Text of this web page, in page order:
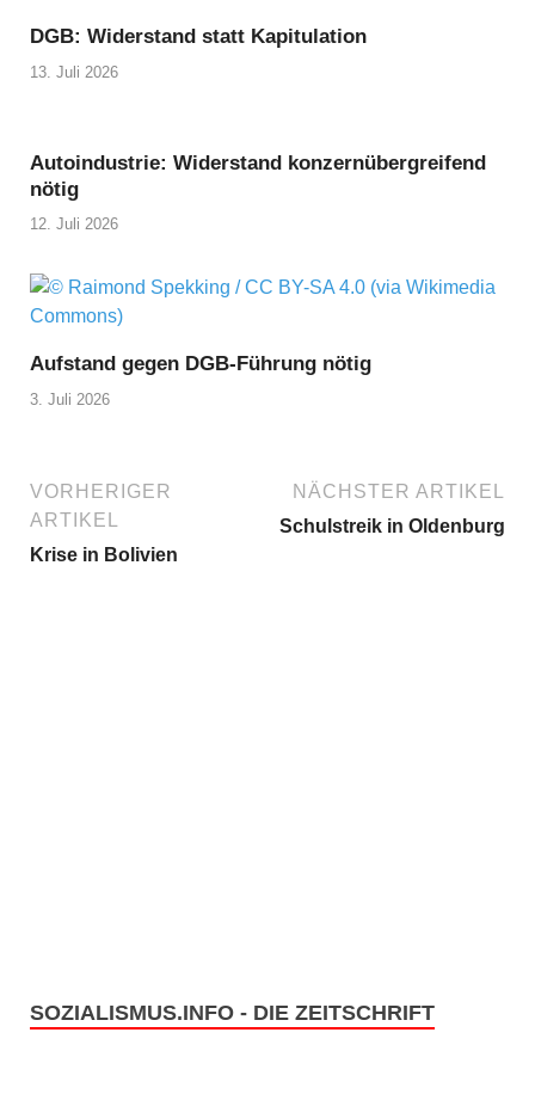
DGB: Widerstand statt Kapitulation
13. Juli 2026
Autoindustrie: Widerstand konzernübergreifend
nötig
12. Juli 2026
Aufstand gegen DGB-Führung nötig
3. Juli 2026
VORHERIGER
ARTIKEL
Krise in Bolivien
NÄCHSTER ARTIKEL
Schulstreik in Oldenburg
SOZIALISMUS.INFO - DIE ZEITSCHRIFT